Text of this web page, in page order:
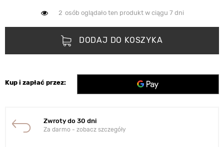
2 osób oglądało ten produkt w ciągu 7 dni
DODAJ DO KOSZYKA
Kup i zapłać przez:
Zwroty do 30 dni
Za darmo - zobacz szczegóły